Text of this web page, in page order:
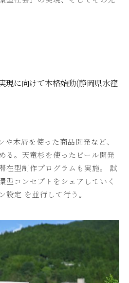
現に向けて本格始動(静岡県水窪
や木屑を使った商品開発など、
る。天竜杉を使ったビール開発
在型制作プログラムも実施。 試
型コンセプトをシェアしていく
設定 を並行して行う。